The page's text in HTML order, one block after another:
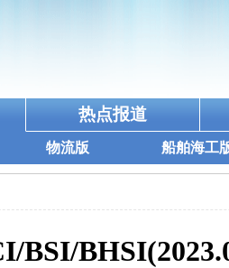
热点报道
物流版 船舶海工
BSI/